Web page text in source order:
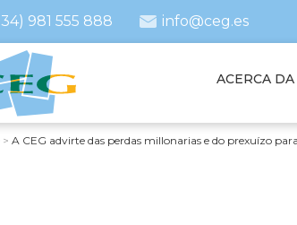
981 555 888 info@ceg.es
ACERCA DA
>A CEG advirte das perdas millonarias e do prexuízo